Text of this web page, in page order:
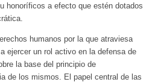
honoríficos a efecto que estén dotados
humanos por la que atraviesa
ejercer un rol activo en la defensa de
la base del principio de
de los mismos. El papel central de las